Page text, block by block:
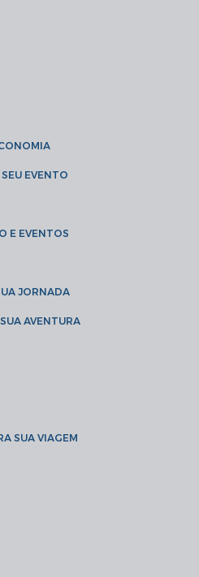
EVENTO
E EVENTOS
JORNADA
AVENTURA
SUA VIAGEM